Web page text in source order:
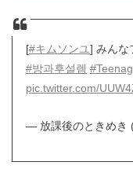
[#キムソンユ] みんな
#방과후설렘
pic.twitter.com/
— 放課後のときめき